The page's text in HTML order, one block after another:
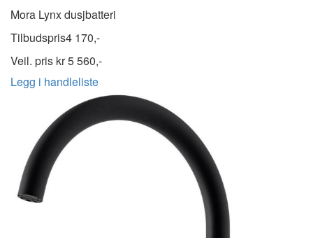
Mora Lynx dusjbatteri
Tilbudspris4 170,-
Veil. pris kr5 560,-
Legg i handleliste